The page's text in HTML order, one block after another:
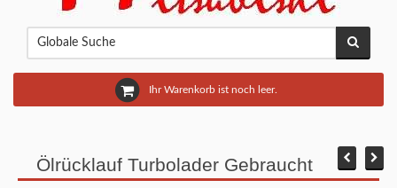
Ihr Warenkorb ist noch leer.
Ölrücklauf Turbolader Gebraucht